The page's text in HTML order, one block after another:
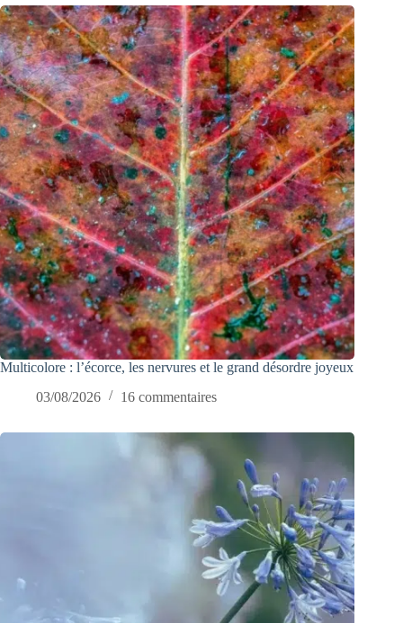
Multicolore : l’écorce, les nervures et le grand désordre joyeux
03/08/2026
16 commentaires